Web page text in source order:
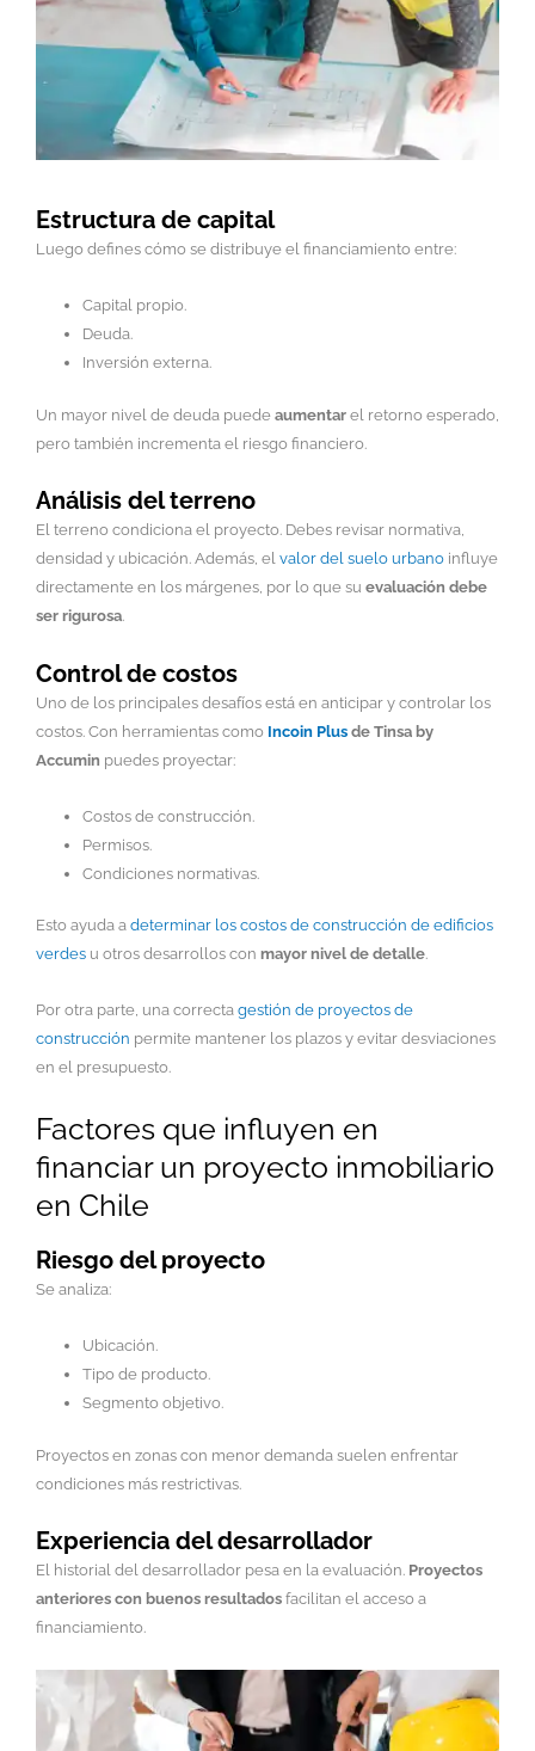
Estructura de capital
Luego defines cómo se distribuye el financiamiento entre:
Capital propio.
Deuda.
Inversión externa.
Un mayor nivel de deuda puede aumentar el retorno esperado,
pero también incrementa el riesgo financiero.
Análisis del terreno
El terreno condiciona el proyecto. Debes revisar normativa,
densidad y ubicación. Además, el valor del suelo urbano influye
directamente en los márgenes, por lo que su evaluación debe
ser rigurosa.
Control de costos
Uno de los principales desafíos está en anticipar y controlar los
costos. Con herramientas como Incoin Plus de Tinsa by
Accumin puedes proyectar:
Costos de construcción.
Permisos.
Condiciones normativas.
Esto ayuda a determinar los costos de construcción de edificios
verdes u otros desarrollos con mayor nivel de detalle.
Por otra parte, una correcta gestión de proyectos de
construcción permite mantener los plazos y evitar desviaciones
en el presupuesto.
Factores que influyen en
financiar un proyecto inmobiliario
en Chile
Riesgo del proyecto
Se analiza:
Ubicación.
Tipo de producto.
Segmento objetivo.
Proyectos en zonas con menor demanda suelen enfrentar
condiciones más restrictivas.
Experiencia del desarrollador
El historial del desarrollador pesa en la evaluación. Proyectos
anteriores con buenos resultados facilitan el acceso a
financiamiento.